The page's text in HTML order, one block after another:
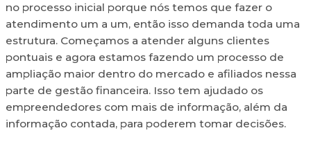
no processo inicial porque nós temos que fazer o
atendimento um a um, então isso demanda toda uma
estrutura. Começamos a atender alguns clientes
pontuais e agora estamos fazendo um processo de
ampliação maior dentro do mercado e afiliados nessa
parte de gestão financeira. Isso tem ajudado os
empreendedores com mais de informação, além da
informação contada, para poderem tomar decisões.